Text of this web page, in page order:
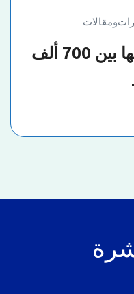
ومقالات
9 سيارات يمكن شرائها بين 700 ألف